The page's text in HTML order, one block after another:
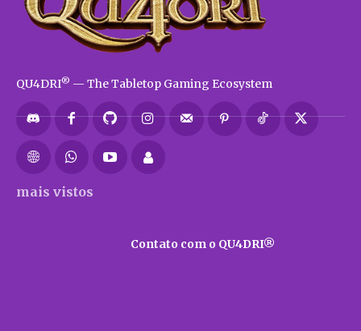
QU4DRI® — The Tabletop Gaming Ecosystem
mais vistos
Contato com o QU4DRI®